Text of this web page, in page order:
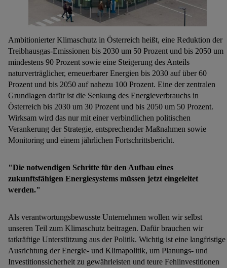
Ambitionierter Klimaschutz in Österreich heißt, eine Reduktion der
Treibhausgas-Emissionen bis 2030 um 50 Prozent und bis 2050 um
mindestens 90 Prozent sowie eine Steigerung des Anteils
naturverträglicher, erneuerbarer Energien bis 2030 auf über 60
Prozent und bis 2050 auf nahezu 100 Prozent. Eine der zentralen
Grundlagen dafür ist die Senkung des Energieverbrauchs in
Österreich bis 2030 um 30 Prozent und bis 2050 um 50 Prozent.
Wirksam wird das nur mit einer verbindlichen politischen
Verankerung der Strategie, entsprechender Maßnahmen sowie
Monitoring und einem jährlichen Fortschrittsbericht.
"Die notwendigen Schritte für den Aufbau eines
zukunftsfähigen Energiesystems müssen jetzt eingeleitet
werden."
Als verantwortungsbewusste Unternehmen wollen wir selbst
unseren Teil zum Klimaschutz beitragen. Dafür brauchen wir
tatkräftige Unterstützung aus der Politik. Wichtig ist eine langfristige
Ausrichtung der Energie- und Klimapolitik, um Planungs- und
Investitionssicherheit zu gewährleisten und teure Fehlinvestitionen